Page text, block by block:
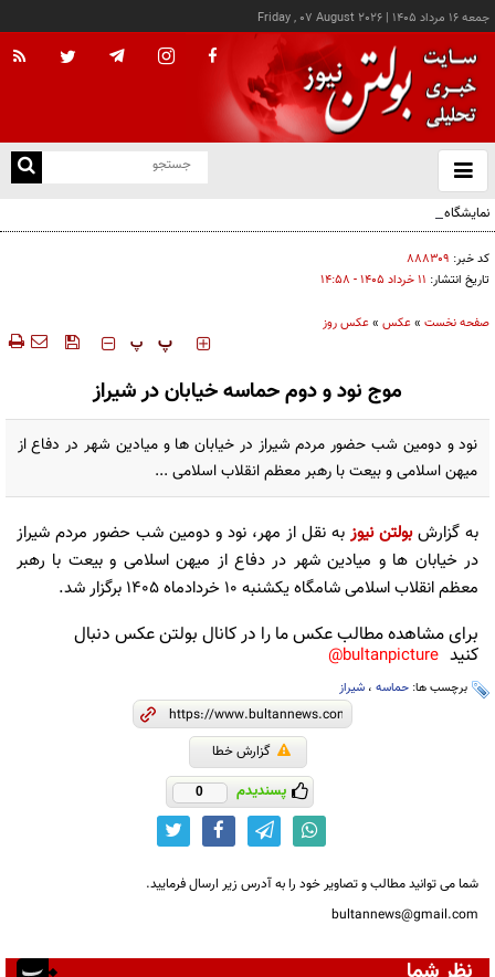
جمعه ۱۶ مرداد ۱۴۰۵ |
Friday , 07 August 2026
باز
و
نمایشگاه صنایع‌دستی «از ریشه تا امروز» - کرج
کد خبر: ۸۸۸۳۰۹
تاریخ انتشار: ۱۱ خرداد ۱۴۰۵ - ۱۴:۵۸
صفحه نخست »عکس »عکس روز
‍‍‍ پ پ
موج نود و دوم حماسه خیابان در شیراز
نود و دومین شب حضور مردم شیراز در خیابان ها و میادین شهر در دفاع از
میهن اسلامی و بیعت با رهبر معظم انقلاب اسلامی ...
به گزارشبولتن نیوز به نقل از مهر، نود و دومین شب حضور مردم شیراز
در خیابان ها و میادین شهر در دفاع از میهن اسلامی و بیعت با رهبر
معظم انقلاب اسلامی شامگاه یکشنبه 10 خردادماه 1405 برگزار شد.
برای مشاهده مطالب عکس ما را در کانال بولتن عکس دنبال
کنید bultanpicture@
برچسب ها: حماسه ، شیراز
گزارش خطا
پسندیدم 0
شما می توانید مطالب و تصاویر خود را به آدرس زیر ارسال فرمایید.
bultannews@gmail.com